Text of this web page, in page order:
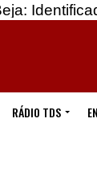
RÁDIO TDS